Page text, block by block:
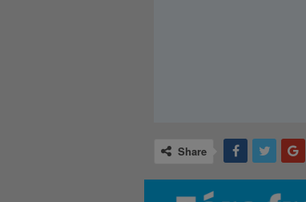
Share